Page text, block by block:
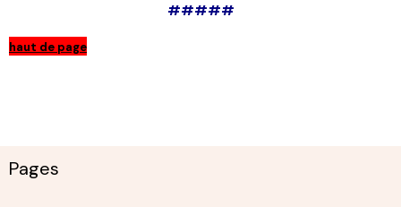
#####
haut de page
Pages